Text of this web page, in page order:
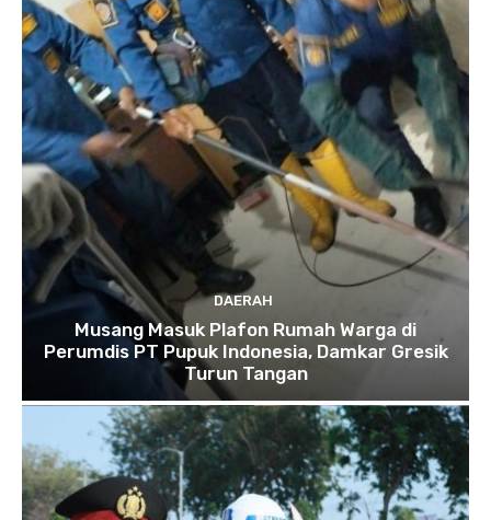
DAERAH
Musang Masuk Plafon Rumah Warga di
Perumdis PT Pupuk Indonesia, Damkar Gresik
Turun Tangan